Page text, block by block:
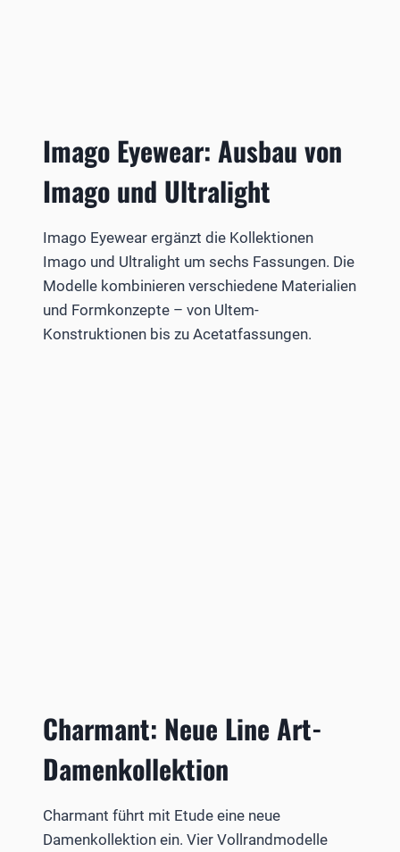
Imago Eyewear: Ausbau von
Imago und Ultralight
Imago Eyewear ergänzt die Kollektionen
Imago und Ultralight um sechs Fassungen. Die
Modelle kombinieren verschiedene Materialien
und Formkonzepte – von Ultem-
Konstruktionen bis zu Acetatfassungen.
Charmant: Neue Line Art-
Damenkollektion
Charmant führt mit Etude eine neue
Damenkollektion ein. Vier Vollrandmodelle